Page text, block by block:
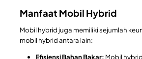
Manfaat Mobil Hybrid
Mobil hybrid juga memiliki sejumlah
mobil hybrid antara lain:
Efisiensi Bahan Bakar: Mobil